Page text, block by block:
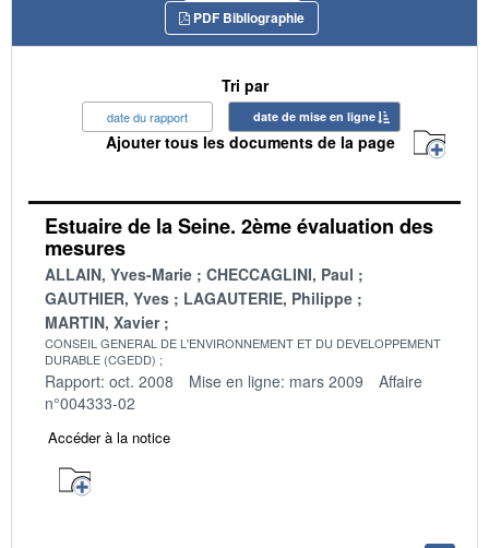
PDF Bibliographie
Tri par
date du rapport date de mise en ligne
Ajouter tous les documents de la page
Estuaire de la Seine. 2ème évaluation des
mesures
ALLAIN, Yves-Marie
CHECCAGLINI, Paul
GAUTHIER, Yves
LAGAUTERIE, Philippe
MARTIN, Xavier
CONSEIL GENERAL DE L'ENVIRONNEMENT ET DU DEVELOPPEMENT
DURABLE (CGEDD)
Rapport: oct. 2008 Mise en ligne: mars 2009
Affaire
n°004333-02
Accéder à la notice